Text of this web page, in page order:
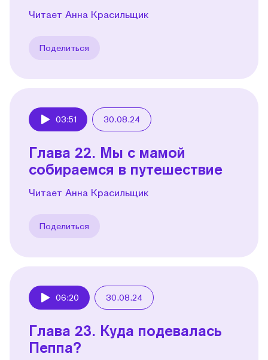
Читает Анна Красильщик
Поделиться
03:51 30.08.24
Глава 22. Мы с мамой
собираемся в путешествие
Читает Анна Красильщик
Поделиться
06:20 30.08.24
Глава 23. Куда подевалась
Пеппа?